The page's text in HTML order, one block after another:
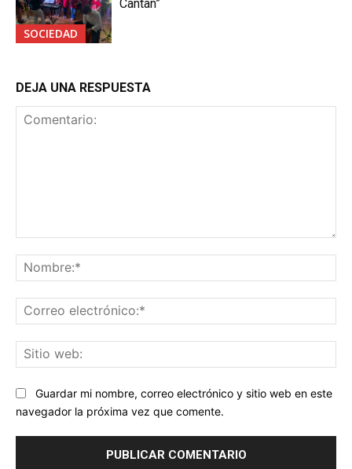
SOCIEDAD
Cantan”
DEJA UNA RESPUESTA
Guardar mi nombre, correo electrónico y sitio web en este
navegador la próxima vez que comente.